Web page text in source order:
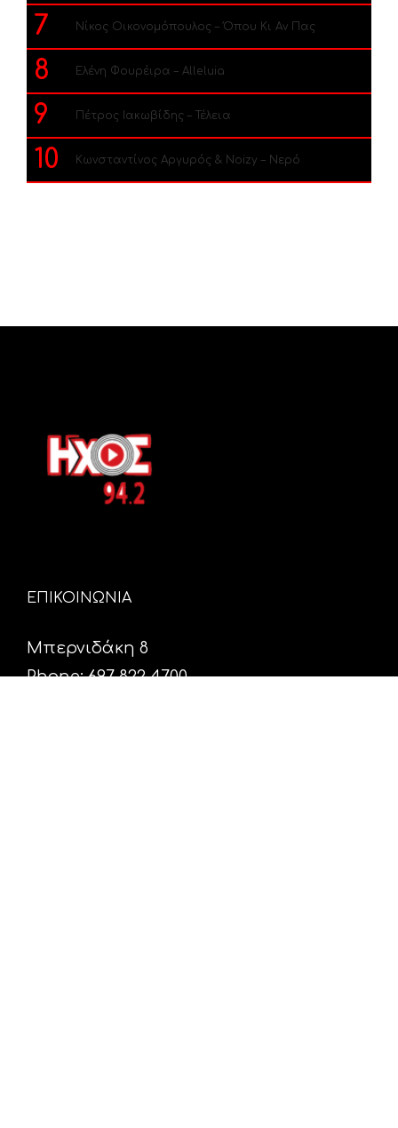
7 Νίκος Οικονομόπουλος – Όπου Κι Αν Πας
8 Ελένη Φουρέιρα – Alleluia
9 Πέτρος Ιακωβίδης – Τέλεια
10 Κωνσταντίνος Αργυρός & Noizy – Νερό
ΕΠΙΚΟΙΝΩΝΙΑ
Μπερνιδάκη 8
Phone: 697 822 4700